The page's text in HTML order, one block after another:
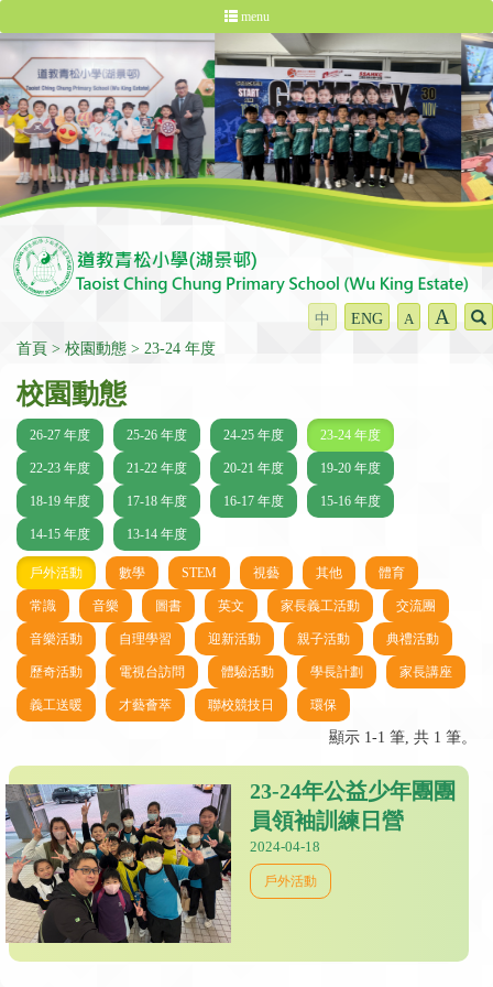
menu
中 ENG A A
首頁 校園動態 23-24 年度
校園動態
26-27 年度 25-26 年度 24-25 年度 23-24 年度
22-23 年度 21-22 年度 20-21 年度 19-20 年度
18-19 年度 17-18 年度 16-17 年度 15-16 年度
14-15 年度 13-14 年度
戶外活動 數學 STEM 視藝 其他 體育
常識 音樂 圖書 英文 家長義工活動 交流團
音樂活動 自理學習 迎新活動 親子活動 典禮活動
歷奇活動 電視台訪問 體驗活動 學長計劃 家長講座
義工送暖 才藝薈萃 聯校競技日 環保
顯示 1-1 筆, 共 1 筆。
23-24年公益少年團團
員領袖訓練日營
2024-04-18
戶外活動